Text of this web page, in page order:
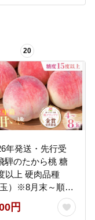
20
年発送・先行受
騨のたから桃 糖
以上 硬肉品種
玉）※8月末～順次
| 小箱 桃 贈答用
甘い 硬い 品種 硬
円